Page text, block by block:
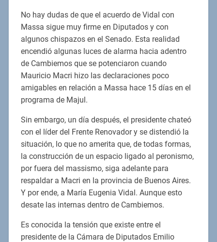
No hay dudas de que el acuerdo de Vidal con
Massa sigue muy firme en Diputados y con
algunos chispazos en el Senado. Esta realidad
encendió algunas luces de alarma hacia adentro
de Cambiemos que se potenciaron cuando
Mauricio Macri hizo las declaraciones poco
amigables en relación a Massa hace 15 días en el
programa de Majul.
Sin embargo, un día después, el presidente chateó
con el líder del Frente Renovador y se distendió la
situación, lo que no amerita que, de todas formas,
la construcción de un espacio ligado al peronismo,
por fuera del massismo, siga adelante para
respaldar a Macri en la provincia de Buenos Aires.
Y por ende, a María Eugenia Vidal. Aunque esto
desate las internas dentro de Cambiemos.
Es conocida la tensión que existe entre el
presidente de la Cámara de Diputados Emilio